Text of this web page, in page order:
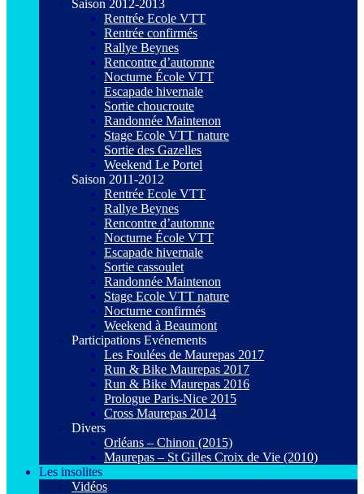
Saison 2012-2013
Rentrée Ecole VTT
Rentrée confirmés
Rallye Beynes
Rencontre d’automne
Nocturne École VTT
Escapade hivernale
Sortie choucroute
Randonnée Maintenon
Stage Ecole VTT nature
Sortie des Gazelles
Weekend Le Portel
Saison 2011-2012
Rentrée Ecole VTT
Rallye Beynes
Rencontre d’automne
Nocturne École VTT
Escapade hivernale
Sortie cassoulet
Randonnée Maintenon
Stage Ecole VTT nature
Nocturne confirmés
Weekend à Beaumont
Participations Evénements
Les Foulées de Maurepas 2017
Run & Bike Maurepas 2017
Run & Bike Maurepas 2016
Prologue Paris-Nice 2015
Cross Maurepas 2014
Divers
Orléans – Chinon (2015)
Maurepas – St Gilles Croix de Vie (2010)
Les insolites
Vidéos